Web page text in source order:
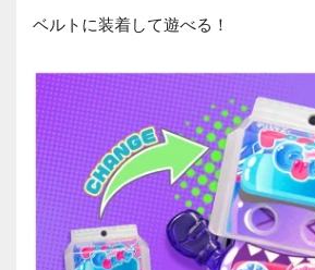
ベルトに装着して遊べる！